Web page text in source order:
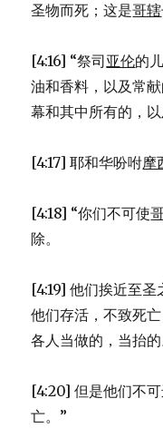
圣物而死；这是哥辖
[4:16] “祭司亚伦的
油和香料，以及常
幕和其中所有的，
[4:17] 耶和华吩咐摩
[4:18] “你们不可使
除。
[4:19] 他们挨近至
他们存活，不致死亡
各人当做的，当抬的
[4:20] 但是他们不
亡。”